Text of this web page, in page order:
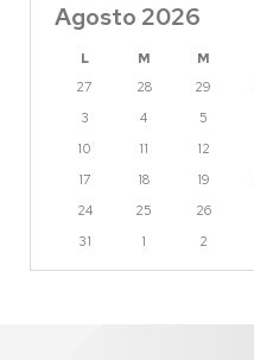
Agosto 2026
L M M
27
28 29
3
4 5
10
11 12
17
18 19
24
25 26
31
1 2